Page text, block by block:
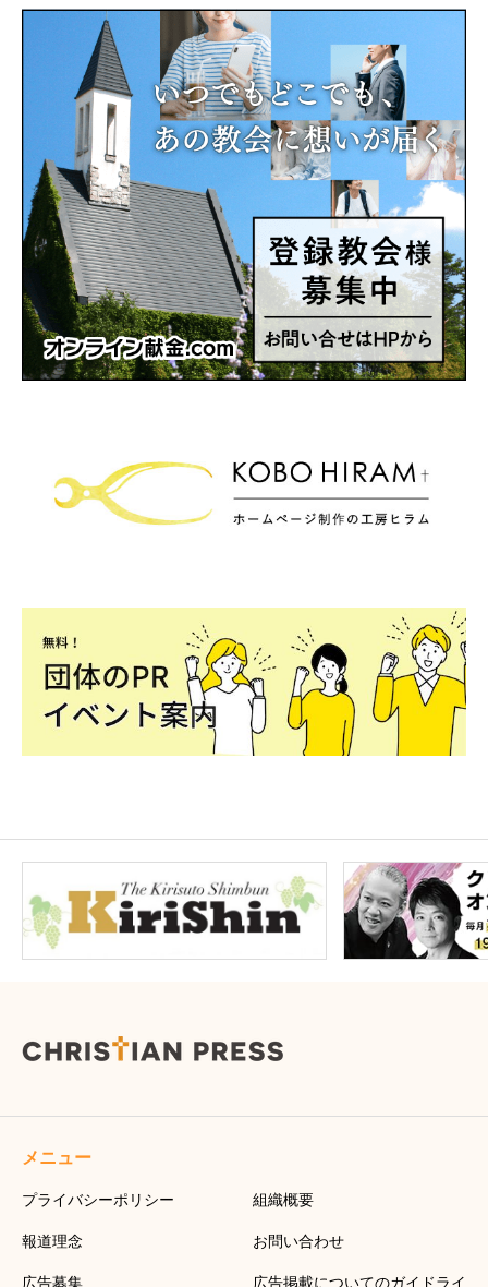
メニュー
プライバシーポリシー 組織概要
報道理念 お問い合わせ
広告募集 広告掲載についてのガイドライ